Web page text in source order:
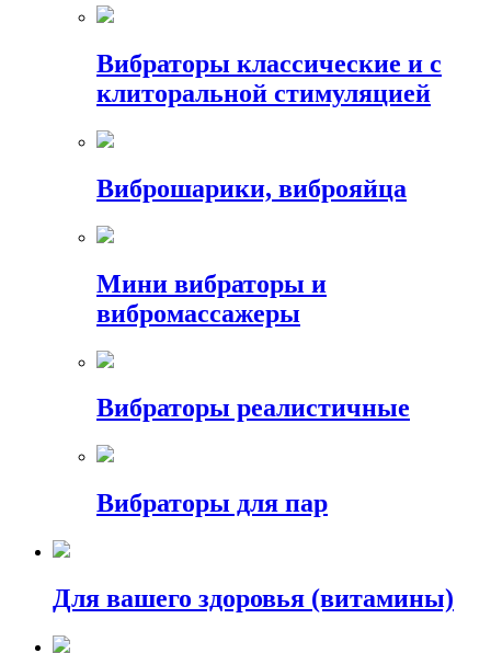
Вибраторы классические и с
клиторальной стимуляцией
Виброшарики, виброяйца
Мини вибраторы и
вибромассажеры
Вибраторы реалистичные
Вибраторы для пар
Для вашего здоровья (витамины)